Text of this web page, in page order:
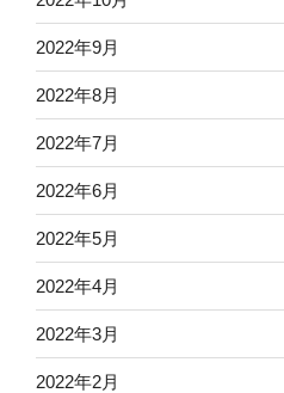
2022年9月
2022年8月
2022年7月
2022年6月
2022年5月
2022年4月
2022年3月
2022年2月